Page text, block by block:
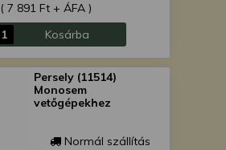
( 7 891 Ft + ÁFA )
Kosárba
Persely (11514)
Monosem
vetőgépekhez
Normál szállítás